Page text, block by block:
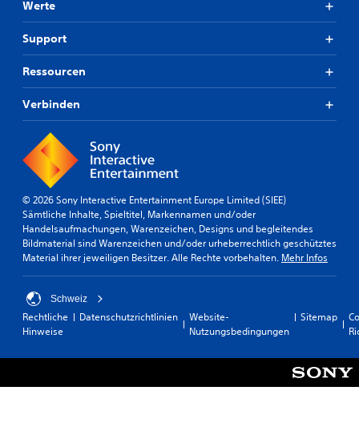
Werte
Support
Ressourcen
Verbinden
© 2026 Sony Interactive Entertainment Europe Limited (SIEE)
Sämtliche Inhalte, Spieltitel, Markennamen und/oder
Handelsaufmachungen, Warenzeichen, Designs und begleitendes
Bildmaterial sind Warenzeichen und/oder urheberrechtlich geschütztes
Material ihrer jeweiligen Besitzer. Alle Rechte vorbehalten. Mehr Infos
Schweiz
Rechtliche
Hinweise
Datenschutzrichtlinien
Website-
Nutzungsbedingungen
Sitemap